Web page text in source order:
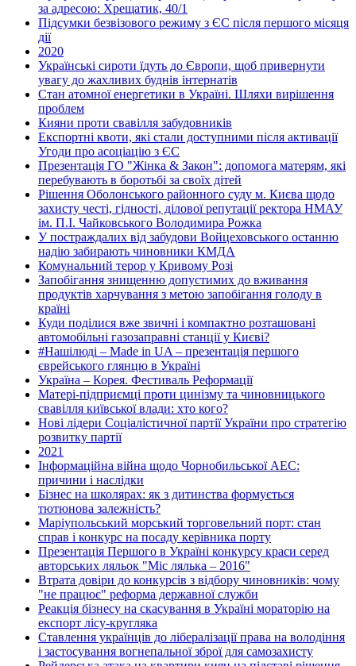
за адресою: Хрещатик, 40/1
Підсумки безвізового режиму з ЄС після першого місяця
дії
2020
Українські сироти їдуть до Європи, щоб привернути
увагу до жахливих буднів інтернатів
Стан атомної енергетики в Україні. Шляхи вирішення
проблем
Кияни проти свавілля забудовників
Експортні квоти, які стали доступними після активації
Угоди про асоціацію з ЄС
Презентація ГО "Жінка & Закон": допомога матерям, які
перебувають в боротьбі за своїх дітей
Рішення Оболонського районного суду м. Києва щодо
захисту честі, гідності, ділової репутації ректора НМАУ
ім. П.І. Чайковського Володимира Рожка
У постраждалих від забудови Войцеховського останню
надію забирають чиновники КМДА
Комунальний терор у Кривому Розі
Запобігання знищенню допустимих до вживання
продуктів харчування з метою запобігання голоду в
країні
Куди поділися вже звичні і компактно розташовані
автомобільні газозаправні станції у Києві?
#Нашілюді – Made in UA – презентація першого
єврейського глянцю в Україні
Україна – Корея. Фестиваль Реформації
Матері-підприємці проти цинізму та чиновницького
свавілля київської влади: хто кого?
Нові лідери Соціалістичної партії України про стратегію
розвитку партії
2021
Інформаційна війна щодо Чорнобильської АЕС:
причини і наслідки
Бізнес на школярах: як з дитинства формується
тютюнова залежність?
Маріупольський морський торговельний порт: стан
справ і конкурс на посаду керівника порту
Презентація Першого в Україні конкурсу краси серед
авторських ляльок "Міс лялька – 2016"
Втрата довіри до конкурсів з відбору чиновників: чому
"не працює" реформа державної служби
Реакція бізнесу на скасування в Україні мораторію на
експорт лісу-кругляка
Ставлення українців до лібералізації права на володіння
і застосування вогнепальної зброї для самозахисту